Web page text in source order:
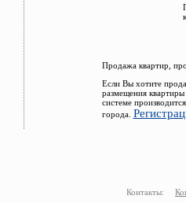
Продажа квартир,
Если Вы хотите
размещения
системе
города.
Контакты: